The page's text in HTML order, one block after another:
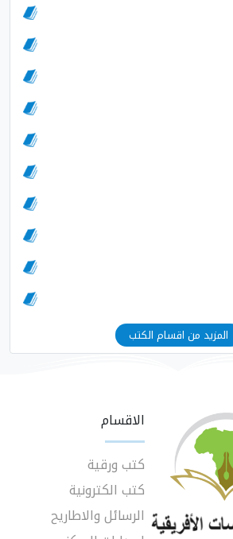
المزيد من اقسام الكتب
الاقسام
كتب ورقية
كتب الكترونية
الرسائل والاطاريح